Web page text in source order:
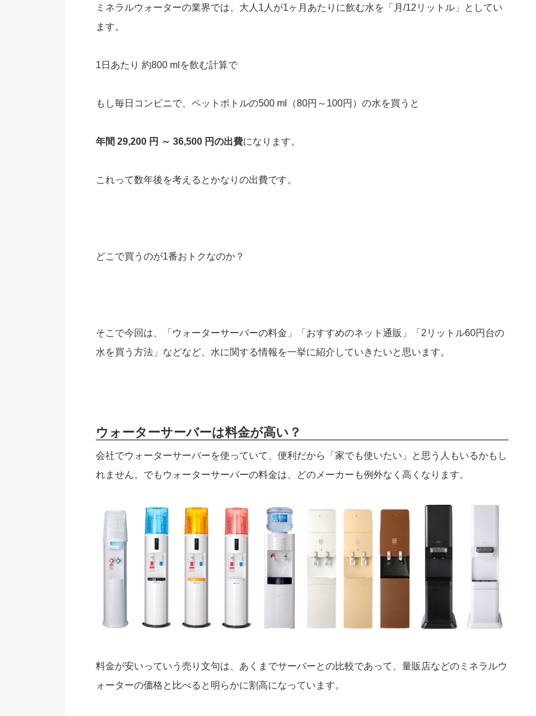
ミネラルウォーターの業界では、大人1人が1ヶ月あたりに飲む水を「月/12リットル」としてい
ます。
1日あたり 約800 mlを飲む計算で
もし毎日コンビニで、ペットボトルの500 ml（80円～100円）の水を買うと
年間 29,200 円 ～ 36,500 円の出費になります。
これって数年後を考えるとかなりの出費です。
どこで買うのが1番おトクなのか？
そこで今回は、「ウォーターサーバーの料金」「おすすめのネット通販」「2リットル60円台の
水を買う方法」などなど、水に関する情報を一挙に紹介していきたいと思います。
ウォーターサーバーは料金が高い？
会社でウォーターサーバーを使っていて、便利だから「家でも使いたい」と思う人もいるかもし
れません。でもウォーターサーバーの料金は、どのメーカーも例外なく高くなります。
料金が安いっていう売り文句は、あくまでサーバーとの比較であって、量販店などのミネラルウ
ォーターの価格と比べると明らかに割高になっています。